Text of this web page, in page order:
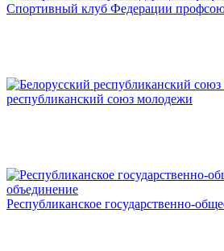
Спортивный клуб Федерации
республиканский союз молодежи
Республиканское государственно-